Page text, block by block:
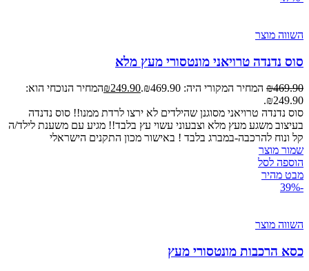
השווה מוצר
סוס נדנדה טרויאני מונטסורי מעץ מלא
₪469.90 המחיר המקורי היה: ₪469.90. ₪249.90
המחיר הנוכחי הוא:
₪249.90.
סוס נדנדה טרויאני מסוגנן שהילדים לא ירצו לרדת ממנו!! סוס נדנדה
בעיצוב משגע מעץ מלא וצבעוני עשוי עץ בלבד!! מגיע עם משענת לילד/ה
קל ונוח להרכבה-במברג בלבד ! באישור מכון התקנים הישראלי
שמור מוצר
הוספה לסל
מבט מהיר
-39%
השווה מוצר
כסא הרכבות מונטסורי מעץ